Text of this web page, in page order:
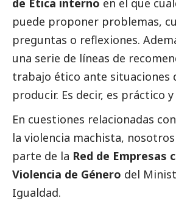
de Ética interno en el que
puede proponer problemas,
preguntas o reflexiones.
una serie de líneas de
trabajo ético ante situaciones
producir. Es decir, es práctico
En cuestiones relacionadas
la violencia machista,
parte de la Red de Empresas
Violencia de Género del
Igualdad.